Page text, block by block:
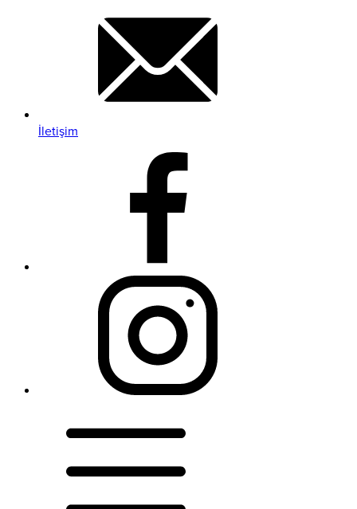
İletişim